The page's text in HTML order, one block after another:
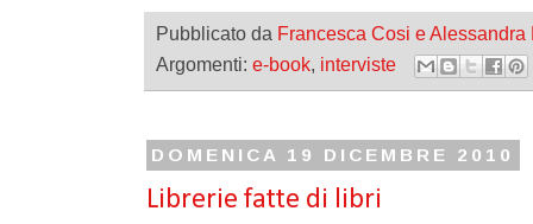
Pubblicato da Francesca Cosi e Alessandra
Argomenti: e-book, interviste
DOMENICA 19 DICEMBRE 2010
Librerie fatte di libri